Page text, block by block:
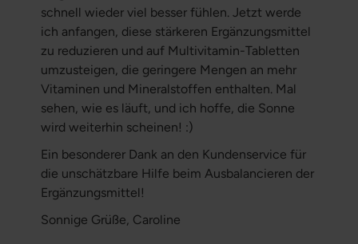
schnell wieder viel besser fühlen. Jetzt werde
ich anfangen, diese stärkeren Ergänzungsmittel
zu reduzieren und auf Multivitamin-Tabletten
umzusteigen, die geringere Mengen an mehr
Vitaminen und Mineralstoffen enthalten. Mal
sehen, wie es läuft, und ich hoffe, die Sonne
wird weiterhin scheinen! :)
Ein besonderer Dank an den Kundenservice für
die unschätzbare Hilfe beim Ausbalancieren der
Ergänzungsmittel!
Sonnige Grüße, Caroline